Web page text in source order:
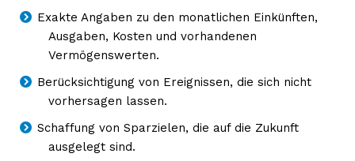
Exakte Angaben zu den monatlichen Einkünften,
Ausgaben, Kosten und vorhandenen
Vermögenswerten.
Berücksichtigung von Ereignissen, die sich nicht
vorhersagen lassen.
Schaffung von Sparzielen, die auf die Zukunft
ausgelegt sind.